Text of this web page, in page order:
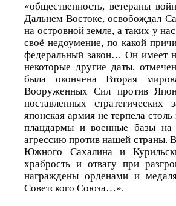
«общественность, ветераны
Дальнем Востоке, освобождал
на островной земле, а таких у
своё недоумение, по какой
федеральный закон… Он имеет
некоторые другие даты,
была окончена Вторая
Вооруженных Сил против
поставленных
японская армия не терпела
плацдармы и военные базы на
агрессию против нашей страны.
Южного Сахалина и
храбрость и отвагу при
награждены орденами и
Советского Союза…».